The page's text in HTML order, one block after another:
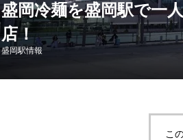
盛岡冷麺を盛岡駅で一
店！
盛岡駅情報
こ